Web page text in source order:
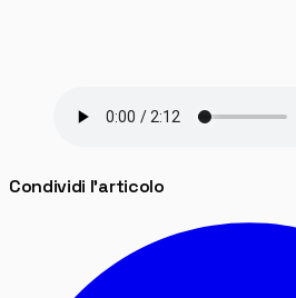
Condividi l'articolo